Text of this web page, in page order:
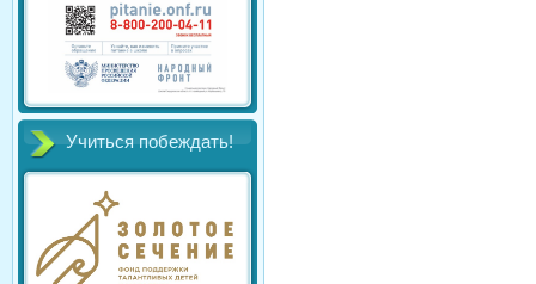
Учиться побеждать!